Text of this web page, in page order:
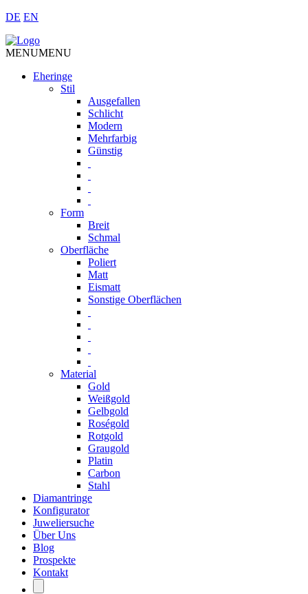
DE EN
MENUMENU
Eheringe
Stil
Ausgefallen
Schlicht
Modern
Mehrfarbig
Günstig
Form
Breit
Schmal
Oberfläche
Poliert
Matt
Eismatt
Sonstige Oberflächen
Material
Gold
Weißgold
Gelbgold
Roségold
Rotgold
Graugold
Platin
Carbon
Stahl
Diamantringe
Konfigurator
Juweliersuche
Über Uns
Blog
Prospekte
Kontakt